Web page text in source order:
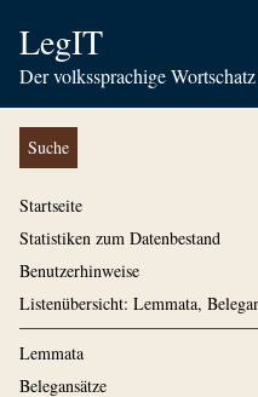
LegIT
Der volkssprachige
Suche
Startseite
Statistiken zum Datenbestand
Benutzerhinweise
Listenübersicht: Lemmata,
Lemmata
Belegansätze